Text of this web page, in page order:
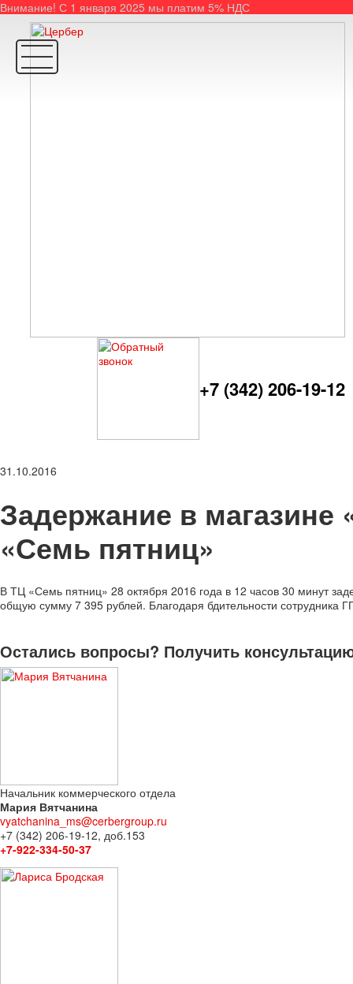
Внимание! С 1 января 2025 мы платим 5% НДС
+7 (342) 206-19-12
31.10.2016
Задержание в магазине
«Семь пятниц»
В ТЦ «Семь пятниц» 28 октября 2016 года в 12 часов 30 минут
общую сумму 7 395 рублей. Благодаря бдительности
Остались вопросы? Получить
Начальник коммерческого отдела
Мария Вятчанина
vyatchanina_ms@cerbergroup.ru
+7 (342) 206-19-12, доб.153
+7-922-334-50-37